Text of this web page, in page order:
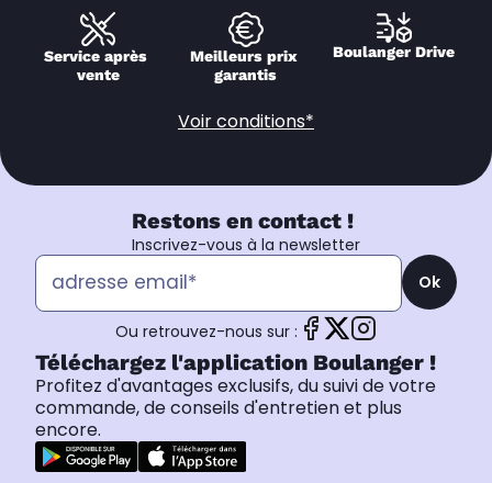
Service après
vente
Meilleurs prix
garantis
Boulanger Drive
Voir conditions*
Restons en contact !
Inscrivez-vous à la newsletter
Ok
Ou retrouvez-nous sur :
Téléchargez l'application Boulanger !
Profitez d'avantages exclusifs, du suivi de votre
commande, de conseils d'entretien et plus
encore.